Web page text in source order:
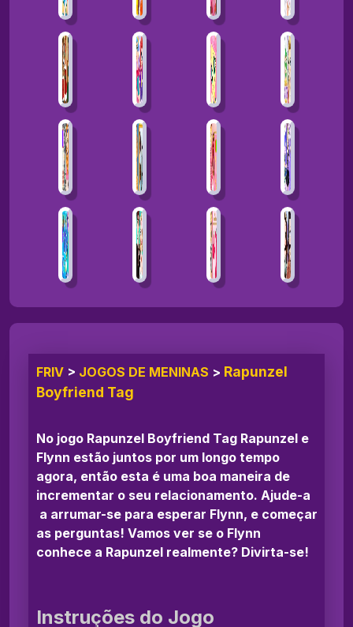
FRIV > JOGOS DE MENINAS > Rapunzel
Boyfriend Tag
No jogo Rapunzel Boyfriend Tag Rapunzel e
Flynn estão juntos por um longo tempo
agora, então esta é uma boa maneira de
incrementar o seu relacionamento. Ajude-a
a arrumar-se para esperar Flynn, e começar
as perguntas! Vamos ver se o Flynn
conhece a Rapunzel realmente? Divirta-se!
Instruções do Jogo